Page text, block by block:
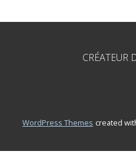
CRÉATEUR
WordPress Themes created